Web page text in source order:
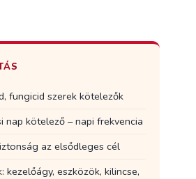
fungicid szerek kötelezők
nap kötelező – napi frekvencia
az elsődleges cél
kezelőágy, eszközök, kilincse,